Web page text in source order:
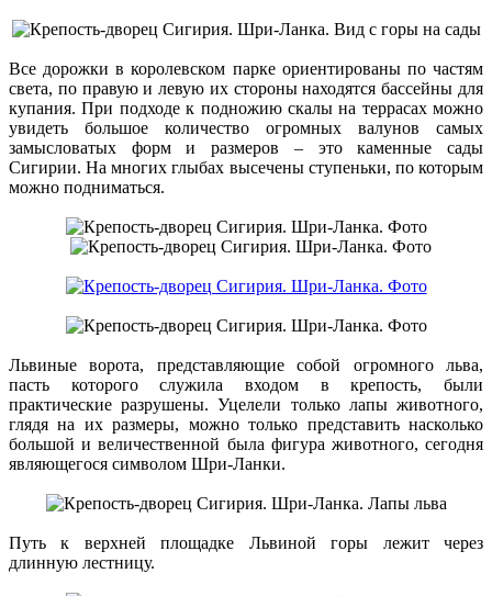
Все дорожки в королевском парке ориентированы по частям
света, по правую и левую их стороны находятся бассейны для
купания. При подходе к подножию скалы на террасах можно
увидеть большое количество огромных валунов самых
замысловатых форм и размеров – это каменные сады
Сигирии. На многих глыбах высечены ступеньки, по которым
можно подниматься.
Львиные ворота, представляющие собой огромного льва,
пасть которого служила входом в крепость, были
практические разрушены. Уцелели только лапы животного,
глядя на их размеры, можно только представить насколько
большой и величественной была фигура животного, сегодня
являющегося символом Шри-Ланки.
Путь к верхней площадке Львиной горы лежит через
длинную лестницу.